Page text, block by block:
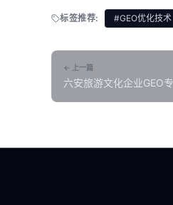
标签推荐: #GEO优化技术
← 上一篇
六安旅游文化企业GEO